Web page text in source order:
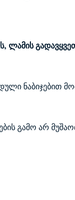
ლამის
ნაბიჯებით
გამო არ